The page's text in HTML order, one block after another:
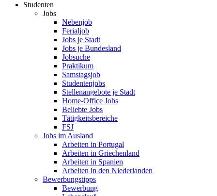
Studenten
Jobs
Nebenjob
Ferialjob
Jobs je Stadt
Jobs je Bundesland
Jobsuche
Praktikum
Samstagsjob
Studentenjobs
Stellenangebote je Stadt
Home-Office Jobs
Beliebte Jobs
Tätigkeitsbereiche
FSJ
Jobs im Ausland
Arbeiten in Portugal
Arbeiten in Griechenland
Arbeiten in Spanien
Arbeiten in den Niederlanden
Bewerbungstipps
Bewerbung